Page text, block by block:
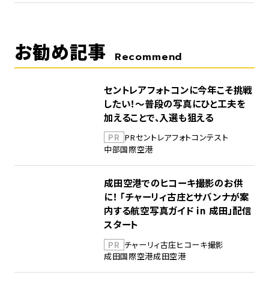
お勧め記事 Recommend
セントレアフォトコンに今年こそ挑戦
したい！～普段の写真にひと工夫を
加えることで、入選も狙える
PR PRセントレアフォトコンテスト
中部国際空港
成田空港でのヒコーキ撮影のお供
に！ 「チャーリィ古庄とサバンナが案
内する航空写真ガイド in 成田」配信
スタート
PR チャーリィ古庄ヒコーキ撮影
成田国際空港成田空港